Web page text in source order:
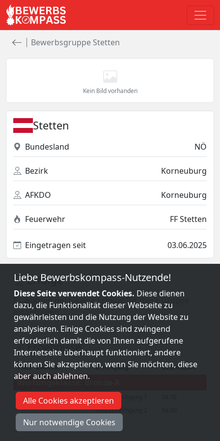
Bewerbsgruppe Stetten
Kein Bild vorhanden
Stetten
Bundesland NÖ
Bezirk Korneuburg
AFKDO Korneuburg
Feuerwehr FF Stetten
Eingetragen seit 03.06.2025
Erfolge
Es wurden noch keine Erfolge für diese Gruppe
eingetragen.
Ergebnisse
Platz Bewerb Durchgang Gesamtzeit
Wertungsklasse: Bronze-A
20 10. Traisentalcup
Grunddurchgang 1
Grunddurchgang 2
Liebe Bewerbskompass-Nutzende!
Diese Seite verwendet Cookies. Diese dienen
dazu, die Funktionalität dieser Webseite zu
gewährleisten und die Nutzung der Website zu
analysieren. Einige Cookies sind zwingend
erforderlich damit die von Ihnen aufgerufene
Internetseite überhaupt funktioniert, andere
können Sie akzeptieren, wenn Sie möchten, diese
aber auch ablehnen.
Alle Cookies akzeptieren
Nur notwendige Cookies